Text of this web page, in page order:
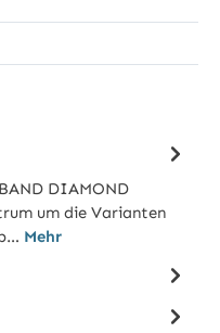
DIAMOND
um die Varianten
Mehr